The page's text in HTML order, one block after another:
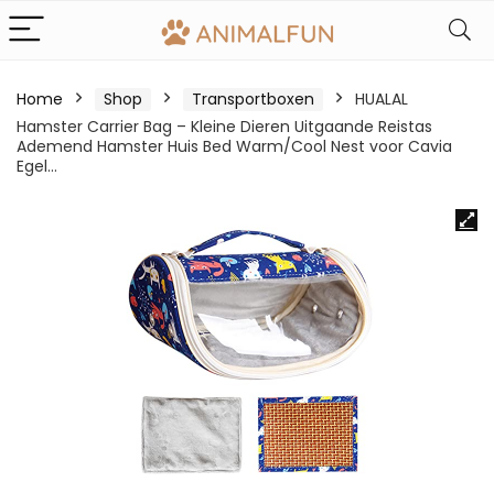
Home Shop Transportboxen
HUALAL
Hamster Carrier Bag – Kleine Dieren Uitgaande Reistas
Ademend Hamster Huis Bed Warm/Cool Nest voor Cavia
Egel…